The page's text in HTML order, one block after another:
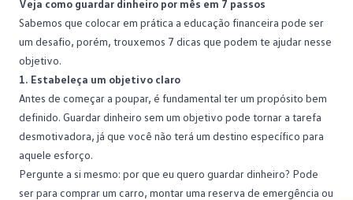
Veja como guardar dinheiro por mês em 7 passos
Sabemos que colocar em prática a educação financeira pode ser
um desafio, porém, trouxemos 7 dicas que podem te ajudar nesse
objetivo.
1. Estabeleça um objetivo claro
Antes de começar a poupar, é fundamental ter um propósito bem
definido. Guardar dinheiro sem um objetivo pode tornar a tarefa
desmotivadora, já que você não terá um destino específico para
aquele esforço.
Pergunte a si mesmo: por que eu quero guardar dinheiro? Pode
ser para comprar um carro, montar uma reserva de emergência ou